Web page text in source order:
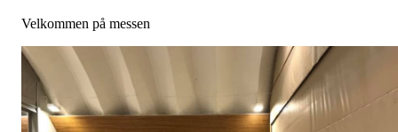
Velkommen på messen